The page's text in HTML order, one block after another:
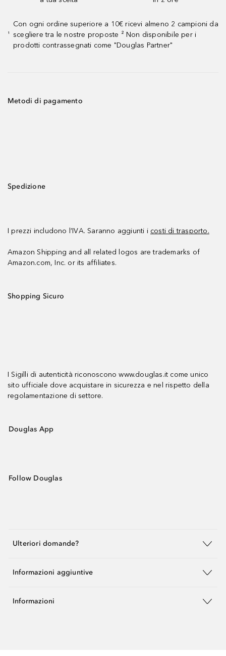
¹
Con ogni ordine superiore a 10€ ricevi almeno 2 campioni da
scegliere tra le nostre proposte ² Non disponibile per i
prodotti contrassegnati come "Douglas Partner"
Metodi di pagamento
Spedizione
I prezzi includono l’IVA. Saranno aggiunti i costi di trasporto.
Amazon Shipping and all related logos are trademarks of
Amazon.com, Inc. or its affiliates.
Shopping Sicuro
I Sigilli di autenticità riconoscono www.douglas.it come unico
sito ufficiale dove acquistare in sicurezza e nel rispetto della
regolamentazione di settore.
Douglas App
Follow Douglas
Ulteriori domande?
Informazioni aggiuntive
Informazioni